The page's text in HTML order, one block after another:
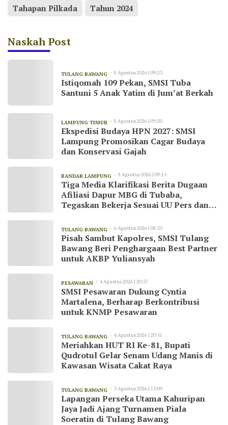
Tahapan Pilkada Tahun 2024
Naskah Post
TULANG BAWANG 8 Agustus 2026 | 09:23
Istiqomah 109 Pekan, SMSI Tuba
Santuni 5 Anak Yatim di Jum’at Berkah
LAMPUNG TIMUR 8 Agustus 2026 | 09:20
Ekspedisi Budaya HPN 2027: SMSI
Lampung Promosikan Cagar Budaya
dan Konservasi Gajah
BANDAR LAMPUNG 8 Agustus 2026 | 09:15
Tiga Media Klarifikasi Berita Dugaan
Afiliasi Dapur MBG di Tubaba,
Tegaskan Bekerja Sesuai UU Pers dan
TULANG BAWANG 6 Agustus 2026 | 08:55
Pisah Sambut Kapolres, SMSI Tulang
Bawang Beri Penghargaan Best Partner
untuk AKBP Yuliansyah
PESAWARAN 4 Agustus 2026 | 20:57
SMSI Pesawaran Dukung Cyntia
Martalena, Berharap Berkontribusi
untuk KNMP Pesawaran
TULANG BAWANG 4 Agustus 2026 | 20:51
Meriahkan HUT RI Ke-81, Bupati
Qudrotul Gelar Senam Udang Manis di
Kawasan Wisata Cakat Raya
TULANG BAWANG 3 Agustus 2026 | 13:09
Lapangan Perseka Utama Kahuripan
Jaya Jadi Ajang Turnamen Piala
Soeratin di Tulang Bawang